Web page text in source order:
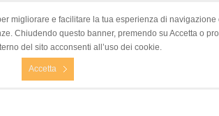
migliorare e facilitare la tua esperienza di navigazione
Chiudendo questo banner, premendo su Accetta o
del sito acconsenti all’uso dei cookie.
Accetta